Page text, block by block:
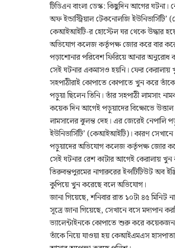
টিডিএন বাংলা ডেস্ক: কিছুদিন আগের ঘটনা।
অফ ইন্ডাস্ট্রিয়াল টেকনোলজি
কেআইআইটি-র হোস্টেল ঘর থেকে উদ্ধার
অভিযোগ কলেজ কর্তৃপক্ষ জোর করে বার করে
পড়াশোনার পরিবেশ ফিরিয়ে আনার অনুরোধ
সেই ঘটনার একমাসও হয়নি। ফের
সহপাঠীরাই কোপাতে কোপাতে খুন করে
পড়ুয়া ছিলেন তিনি। তাঁর সহপাঠী লামসাং
কয়েক দিন আগেই পড়ুয়াদের বিক্ষোভে
লামসালের ঝুলন্ত দেহ। এর জেরেই নেপালি
ইউনিভার্সিটি’ (কেআইআইটি)। কারণ
পড়ুয়াদের অভিযোগ কলেজ কর্তৃপক্ষ জোর
সেই ঘটনার রেশ কাটার আগেই কেরালায়
তিরুবন্তপুরমের নাগারুরের ইন্সটিটিউট অব
কুপিয়ে খুন করেছে বলে অভিযোগ।
জানা গিয়েছে, শনিবার রাত ১০টা ৪৫ মিনিট
সূত্রে জানা গিয়েছে, সেখানে বসে মদ্যপান
ভ্যালেন্টাইনকে কোপাতে শুরু করে কয়েকজন
তাঁকে নিয়ে যাওয়া হয় কেআইএমএস